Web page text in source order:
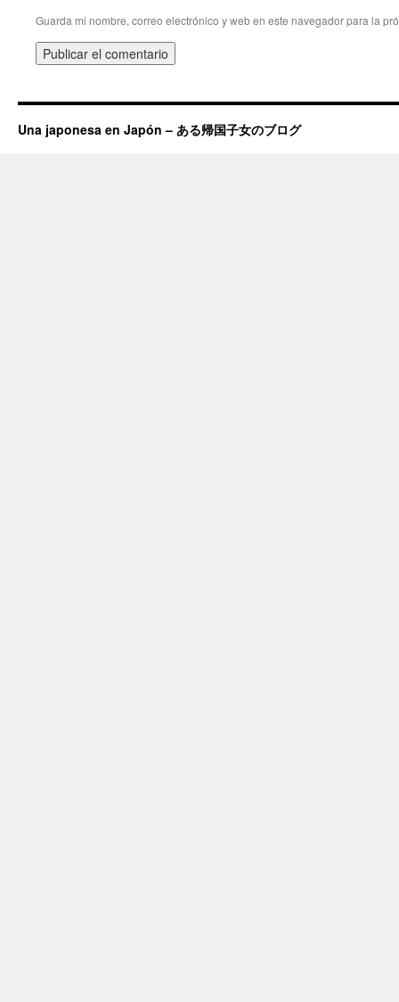
Guarda mi nombre, correo electrónico y web en este navegador para la
Una japonesa en Japón – ある帰国子女のブログ